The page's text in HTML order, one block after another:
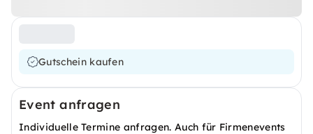
Gutschein kaufen
Event anfragen
Individuelle Termine anfragen. Auch für Firmenevents